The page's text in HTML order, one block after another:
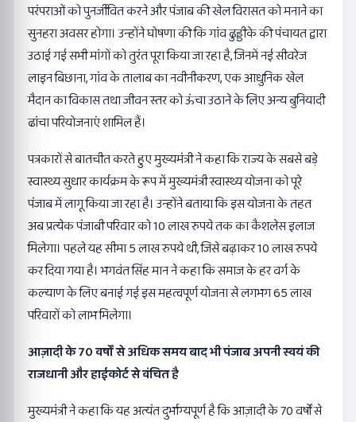
परंपराओं को पुनर्जीवित करने और पंजाब की खेल विरासत को मनाने का
सुनहरा अवसर होगा। उन्होंने घोषणा की कि गांव ढुड्डीके की पंचायत द्वारा
उठाई गई सभी मांगों को तुरंत पूरा किया जा रहा है, जिनमें नई सीवरेज
लाइन बिछाना, गांव के तालाब का नवीनीकरण, एक आधुनिक खेल
मैदान का विकास तथा जीवन स्तर को ऊंचा उठाने के लिए अन्य बुनियादी
ढांचा परियोजनाएं शामिल हैं।
पत्रकारों से बातचीत करते हुए मुख्यमंत्री ने कहा कि राज्य के सबसे बड़े
स्वास्थ्य सुधार कार्यक्रम के रूप में मुख्यमंत्री स्वास्थ्य योजना को पूरे
पंजाब में लागू किया जा रहा है। उन्होंने बताया कि इस योजना के तहत
अब प्रत्येक पंजाबी परिवार को 10 लाख रुपये तक का कैशलेस इलाज
मिलेगा। पहले यह सीमा 5 लाख रुपये थी, जिसे बढ़ाकर 10 लाख रुपये
कर दिया गया है। भगवंत सिंह मान ने कहा कि समाज के हर वर्ग के
कल्याण के लिए बनाई गई इस महत्वपूर्ण योजना से लगभग 65 लाख
परिवारों को लाभ मिलेगा।
आज़ादी के 70 वर्षों से अधिक समय बाद भी पंजाब अपनी स्वयं की
राजधानी और हाईकोर्ट से वंचित है
मुख्यमंत्री ने कहा कि यह अत्यंत दुर्भाग्यपूर्ण है कि आज़ादी के 70 वर्षों से